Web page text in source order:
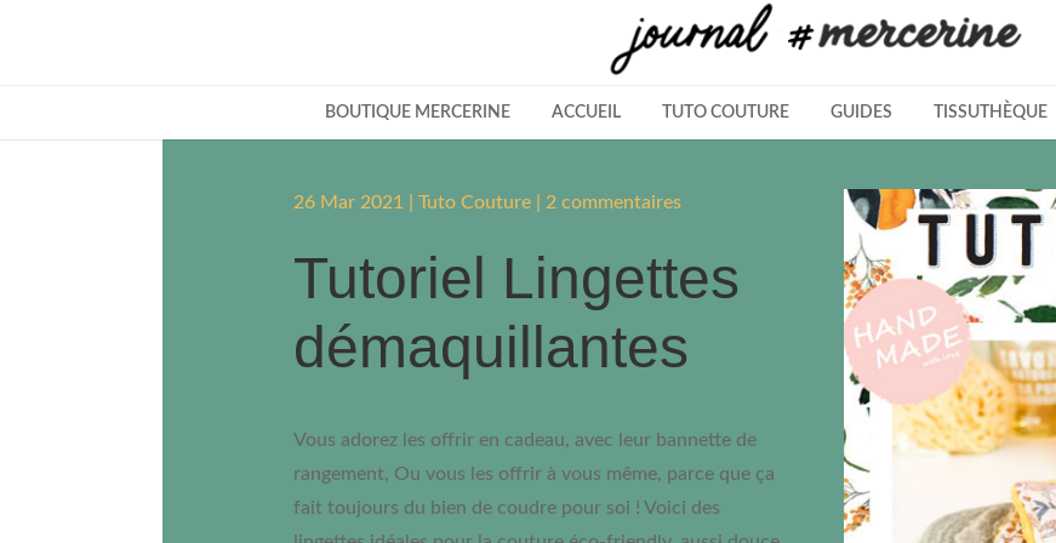
BOUTIQUE MERCERINE ACCUEIL TUTO COUTURE GUIDES TISSUTHÈQUE
26 Mar 2021 Tuto Couture| 2 commentaires
Tutoriel Lingettes
démaquillantes
Vous adorez les offrir en cadeau, avec leur bannette de
rangement, Ou vous les offrir à vous même, parce que ça
fait toujours du bien de coudre pour soi ! Voici des